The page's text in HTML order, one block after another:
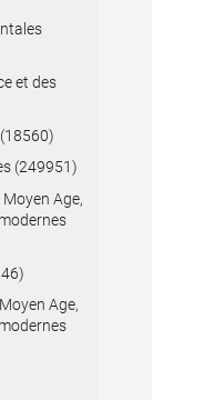
et des
(249951)
Age,
Age,